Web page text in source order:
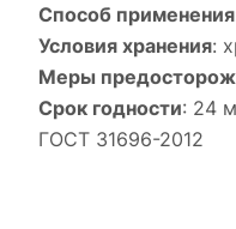
Способ применения
Условия хранения:
Меры
Срок годности: 24
ГОСТ 31696-2012